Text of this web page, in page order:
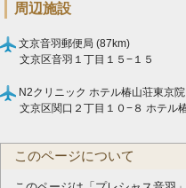
周辺施設
文京音羽郵便局 (87km)
文京区音羽１丁目１５−１５
N2クリニック ホテル椿山荘東京
文京区関口２丁目１０−８ ホテル
このページについて